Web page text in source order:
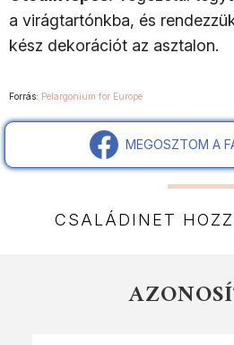
a virágtartónkba, és
kész dekorációt az asztalon.
Forrás: Pelargonium for Europe
MEGOSZTOM A
CSALÁDINET